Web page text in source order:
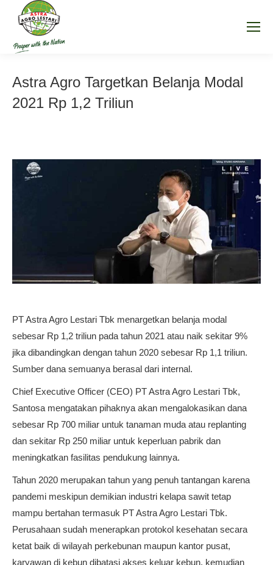
Astra Agro Targetkan Belanja Modal
2021 Rp 1,2 Triliun
PT Astra Agro Lestari Tbk menargetkan belanja modal
sebesar Rp 1,2 triliun pada tahun 2021 atau naik sekitar 9%
jika dibandingkan dengan tahun 2020 sebesar Rp 1,1 triliun.
Sumber dana semuanya berasal dari internal.
Chief Executive Officer (CEO) PT Astra Agro Lestari Tbk,
Santosa mengatakan pihaknya akan mengalokasikan dana
sebesar Rp 700 miliar untuk tanaman muda atau replanting
dan sekitar Rp 250 miliar untuk keperluan pabrik dan
meningkatkan fasilitas pendukung lainnya.
Tahun 2020 merupakan tahun yang penuh tantangan karena
pandemi meskipun demikian industri kelapa sawit tetap
mampu bertahan termasuk PT Astra Agro Lestari Tbk.
Perusahaan sudah menerapkan protokol kesehatan secara
ketat baik di wilayah perkebunan maupun kantor pusat,
karyawan di kebun dibatasi akses keluar kebun, kemudian